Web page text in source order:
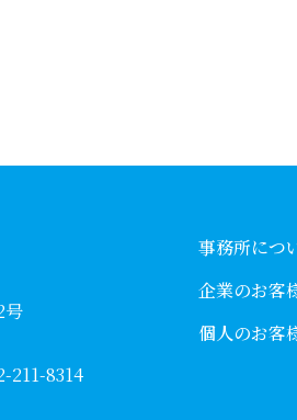
号
8314
事務所につ
企業のお客
個人のお客